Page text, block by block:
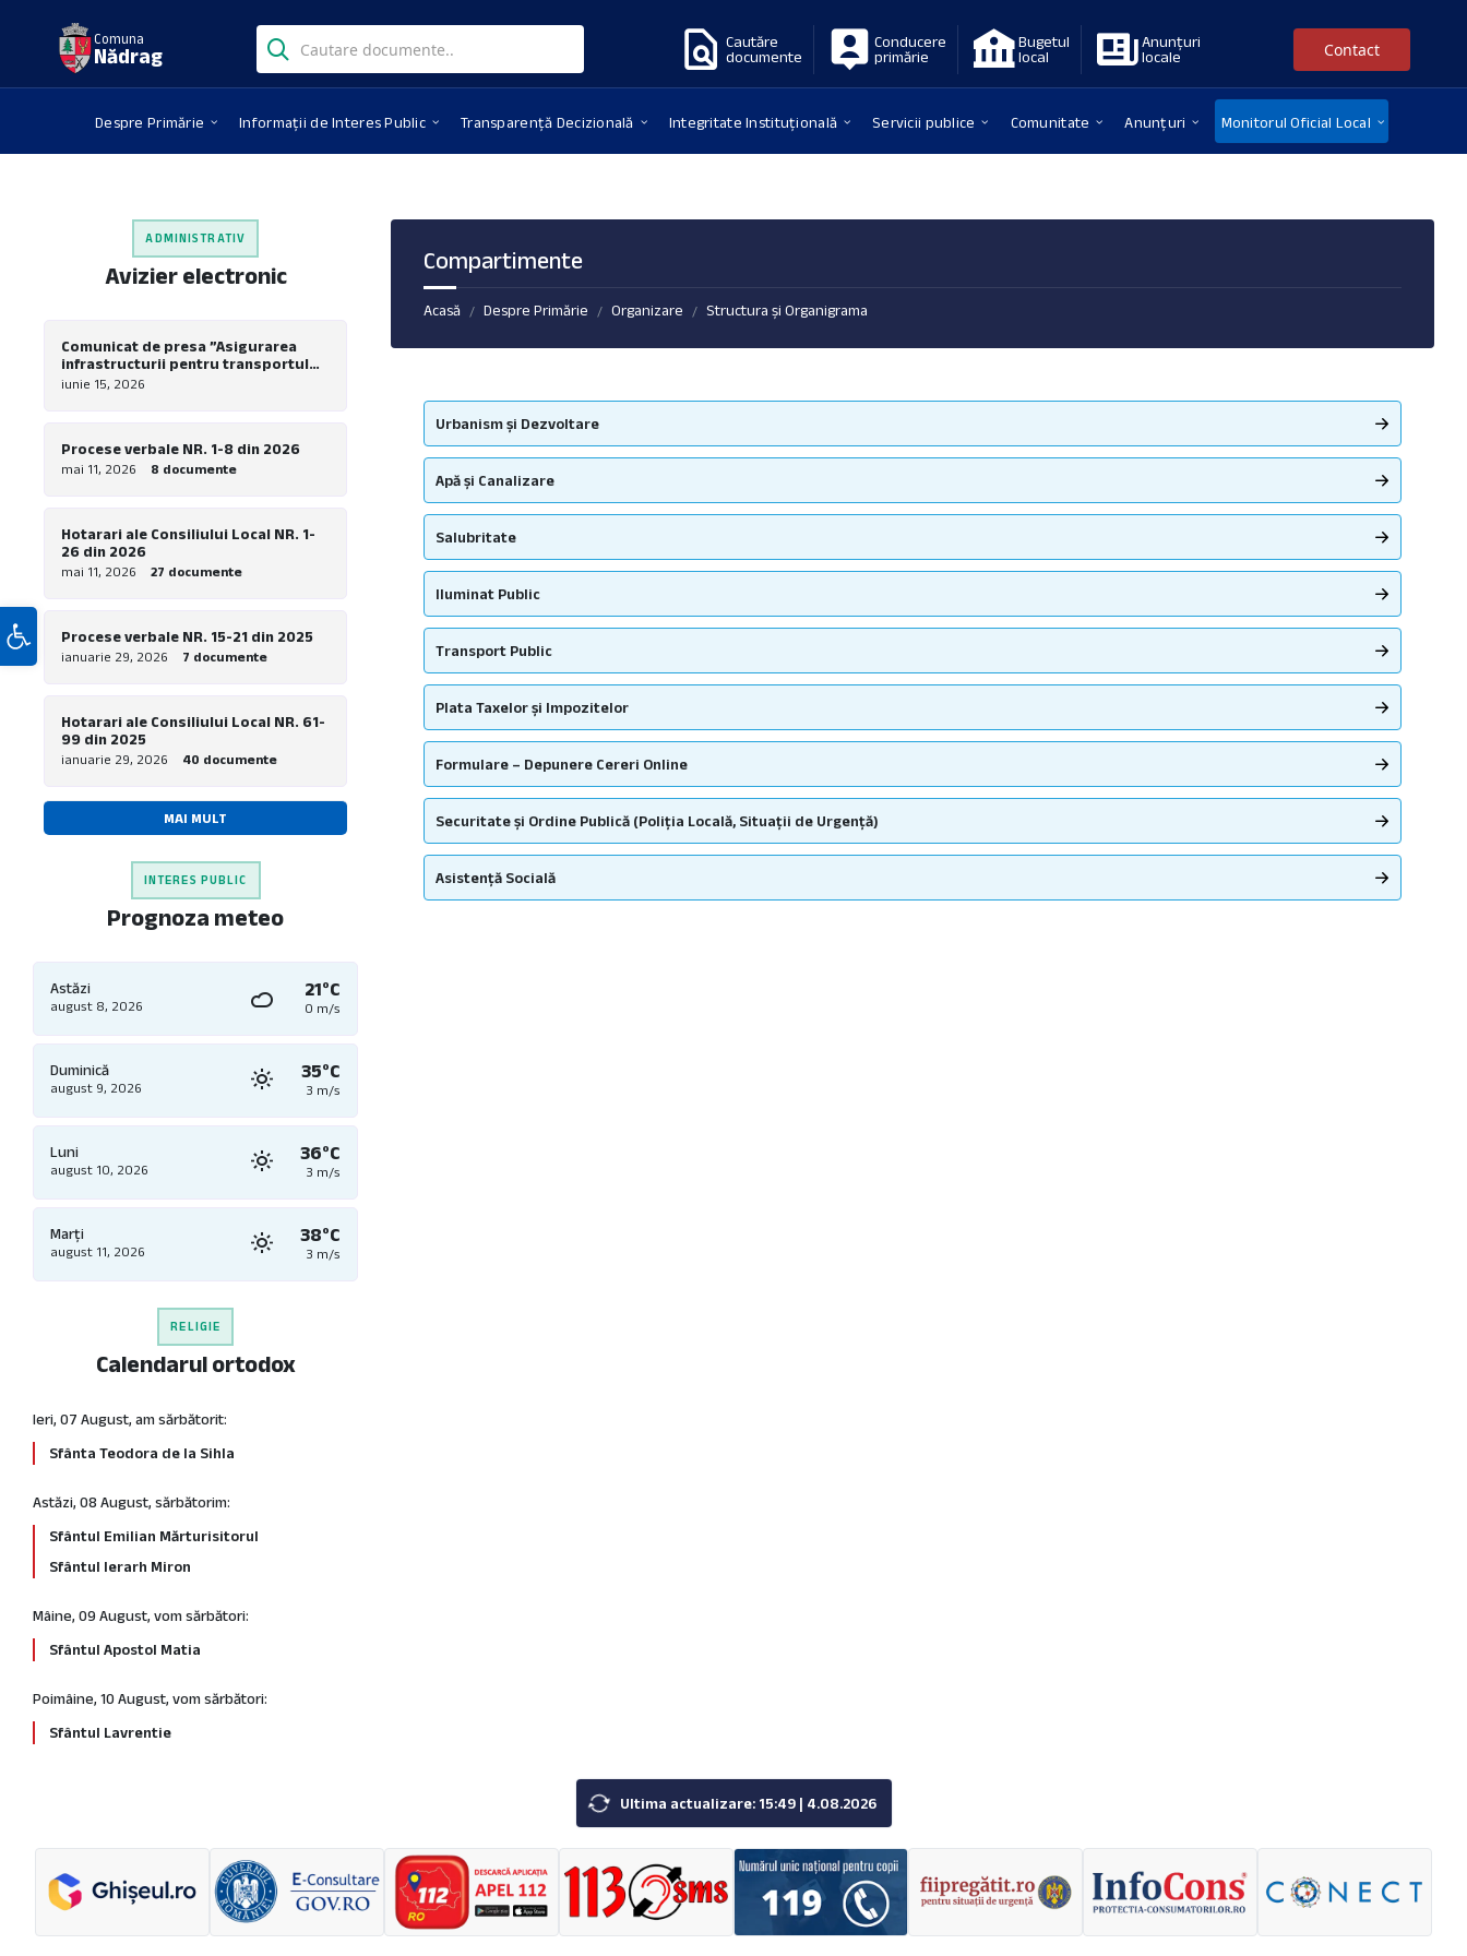
Deschide bara de unelte
sidebar
Comuna
Nădrag
Search:
Cautăre
documente
Conducere
primărie
Bugetul
local
Anunțuri
locale
Contact
Despre Primărie Informații de Interes Public Transparență Decizională Integritate Instituțională Servicii publice Comunitate Anunțuri Monitorul Oficial Local
Compartimente
Acasă / Despre Primărie / Organizare / Structura și Organigrama
Urbanism și Dezvoltare
Apă și Canalizare
Salubritate
Iluminat Public
Transport Public
Plata Taxelor și Impozitelor
Formulare – Depunere Cereri Online
Securitate și Ordine Publică (Poliția Locală, Situații de Urgență)
Asistență Socială
ADMINISTRATIV
Avizier electronic
Comunicat de presa ”Asigurarea
infrastructurii pentru transportul
verde in comuna Nadrag – Realizare
iunie 15, 2026
Procese verbale NR. 1-8 din 2026
mai 11, 2026 8 documente
Hotarari ale Consiliului Local NR. 1-
26 din 2026
mai 11, 2026 27 documente
Procese verbale NR. 15-21 din 2025
ianuarie 29, 2026 7 documente
Hotarari ale Consiliului Local NR. 61-
99 din 2025
ianuarie 29, 2026 40 documente
MAI MULT
INTERES PUBLIC
Prognoza meteo
Astăzi
august 8, 2026
21°C
0 m/s
Duminică
august 9, 2026
35°C
3 m/s
Luni
august 10, 2026
36°C
3 m/s
Marți
august 11, 2026
38°C
3 m/s
RELIGIE
Calendarul ortodox
Ieri, 07 August, am sărbătorit:
Sfânta Teodora de la Sihla
Astăzi, 08 August, sărbătorim:
Sfântul Emilian Mărturisitorul
Sfântul Ierarh Miron
Mâine, 09 August, vom sărbători:
Sfântul Apostol Matia
Poimâine, 10 August, vom sărbători:
Sfântul Lavrentie
Ultima actualizare: 15:49 | 4.08.2026